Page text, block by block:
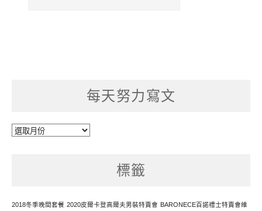
每天努力寫文
每
標籤
2018冬季晚間套餐 2020皮爾卡登高爾夫男裝特賣會 BARONECE百諾禮士特賣會維